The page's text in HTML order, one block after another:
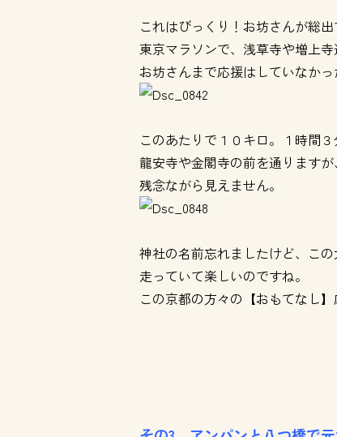
これはびっくり！お坊さんが総出
東京マラソンで、浅草寺や増上寺
お坊さんまで応援はしていなかっ
このあたりで１０キロ。１時間３
龍安寺や金閣寺の前を通りますが、
残念ながら見えません。
神社の名前忘れましたけど、こ
走っていて楽しいのですね。
この京都の方々の【おもてなし